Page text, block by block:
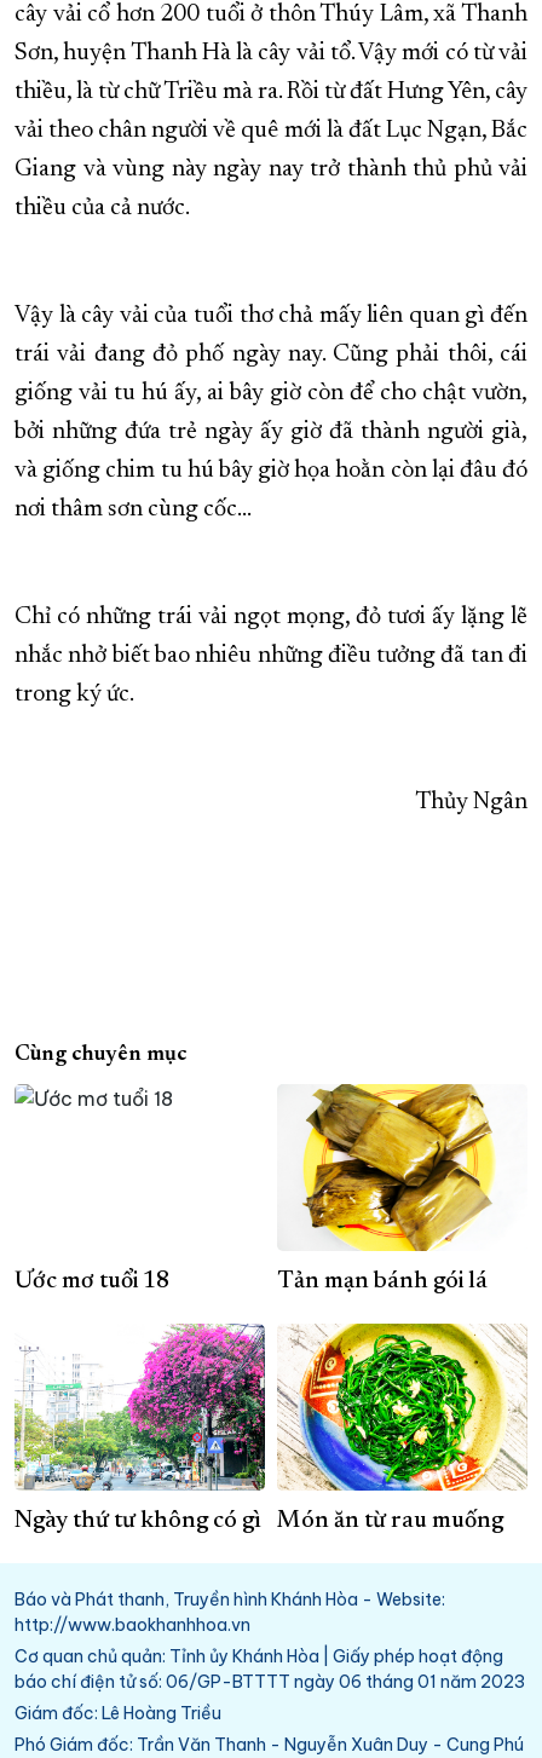
cây vải cổ hơn 200 tuổi ở thôn Thúy Lâm, xã Thanh
Sơn, huyện Thanh Hà là cây vải tổ. Vậy mới có từ vải
thiều, là từ chữ Triều mà ra. Rồi từ đất Hưng Yên, cây
vải theo chân người về quê mới là đất Lục Ngạn, Bắc
Giang và vùng này ngày nay trở thành thủ phủ vải
thiều của cả nước.
Vậy là cây vải của tuổi thơ chả mấy liên quan gì đến
trái vải đang đỏ phố ngày nay. Cũng phải thôi, cái
giống vải tu hú ấy, ai bây giờ còn để cho chật vườn,
bởi những đứa trẻ ngày ấy giờ đã thành người già,
và giống chim tu hú bây giờ họa hoằn còn lại đâu đó
nơi thâm sơn cùng cốc…
Chỉ có những trái vải ngọt mọng, đỏ tươi ấy lặng lẽ
nhắc nhở biết bao nhiêu những điều tưởng đã tan đi
trong ký ức.
Thủy Ngân
Cùng chuyên mục
Ước mơ tuổi 18 Tản mạn bánh gói lá
Ngày thứ tư không có gì Món ăn từ rau muống
Báo và Phát thanh, Truyền hình Khánh Hòa - Website:
http://www.baokhanhhoa.vn
Cơ quan chủ quản: Tỉnh ủy Khánh Hòa | Giấy phép hoạt động
báo chí điện tử số: 06/GP-BTTTT ngày 06 tháng 01 năm 2023
Giám đốc: Lê Hoàng Triều
Phó Giám đốc: Trần Văn Thanh - Nguyễn Xuân Duy - Cung Phú